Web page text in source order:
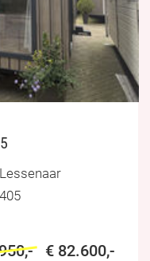
Lessenaar
405
€ 82.600,-